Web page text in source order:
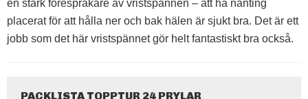
en stark förespråkare av vristspännen – att ha nånting
placerat för att hålla ner och bak hälen är sjukt bra. Det är ett
jobb som det här vristspännet gör helt fantastiskt bra också.
PACKLISTA TOPPTUR 24 PRYLAR